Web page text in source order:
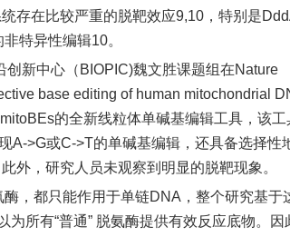
存在比较严重的脱靶效应9,10，特别是
特异性编辑10。
新中心（BIOPIC)魏文胜课题组在Nature
base editing of human mitochondrial
的全新线粒体单碱基编辑工具，该工
A->G或C->T的单碱基编辑，还具备选择性
外，研究人员未观察到明显的脱靶现象。
都只能作用于单链DNA，整个研究基于
所有“普通” 脱氨酶提供有效反应底物。因